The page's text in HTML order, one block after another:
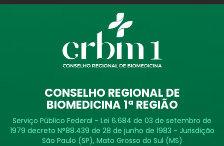
CONSELHO REGIONAL DE
BIOMEDICINA 1ª REGIÃO
Serviço Público Federal - Lei 6.684 de 03 de setembro de
1979 decreto N°88.439 de 28 de junho de 1983 - Jurisdição
São Paulo (SP), Mato Grosso do Sul (MS)